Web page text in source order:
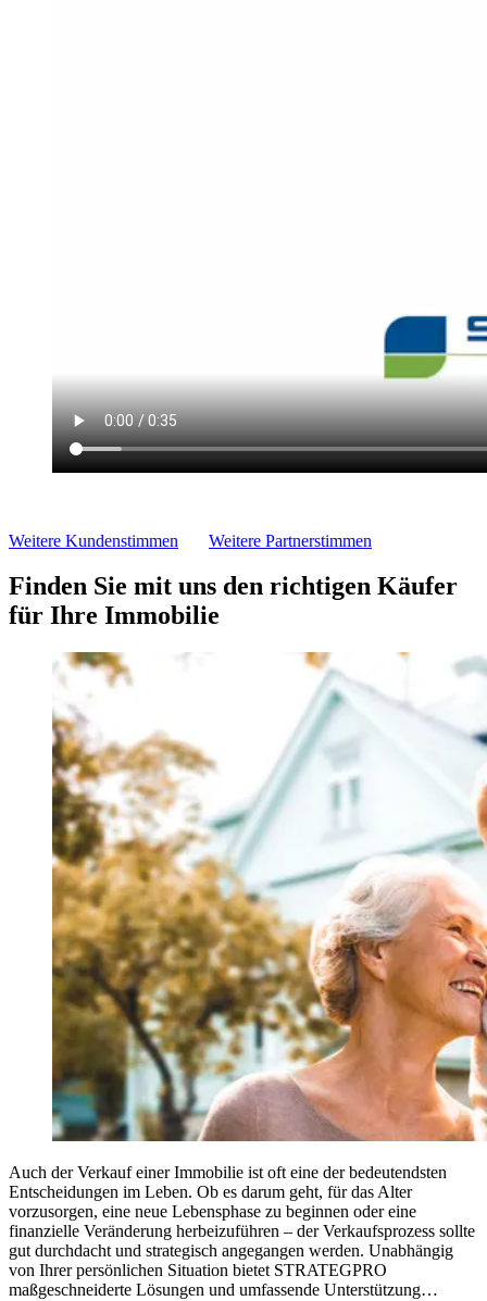
Weitere Kundenstimmen Weitere Partnerstimmen
Finden Sie mit uns den richtigen Käufer
für Ihre Immobilie
Auch der Verkauf einer Immobilie ist oft eine der bedeutendsten
Entscheidungen im Leben. Ob es darum geht, für das Alter
vorzusorgen, eine neue Lebensphase zu beginnen oder eine
finanzielle Veränderung herbeizuführen – der Verkaufsprozess sollte
gut durchdacht und strategisch angegangen werden. Unabhängig
von Ihrer persönlichen Situation bietet STRATEGPRO
maßgeschneiderte Lösungen und umfassende Unterstützung…